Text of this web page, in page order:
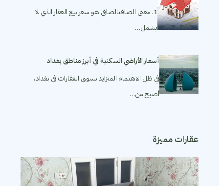
1. معنى الصافيالصافي هو سعر بيع العقار الذي لا
يشمل…
أسعار الأراضي السكنية في أبرز مناطق بغداد
في ظل الاهتمام المتزايد بسوق العقارات في بغداد،
أصبح من…
عقارات مميزة